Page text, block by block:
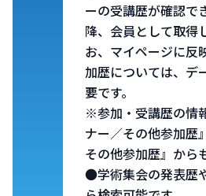
ーの受講歴が確認で
降、会員として取得
お、マイページに反
加歴については、デ
要です。​
※参加・受講歴の情
ナー／その他参加
その他参加歴』から
●学術集会の発表歴